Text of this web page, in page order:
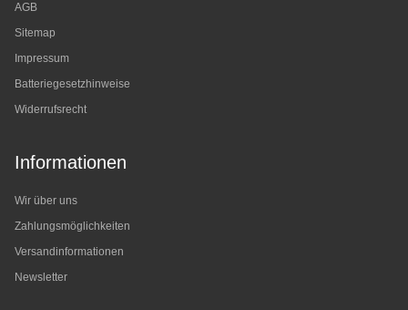
AGB
Sitemap
Impressum
Batteriegesetzhinweise
Widerrufsrecht
Informationen
Wir über uns
Zahlungsmöglichkeiten
Versandinformationen
Newsletter